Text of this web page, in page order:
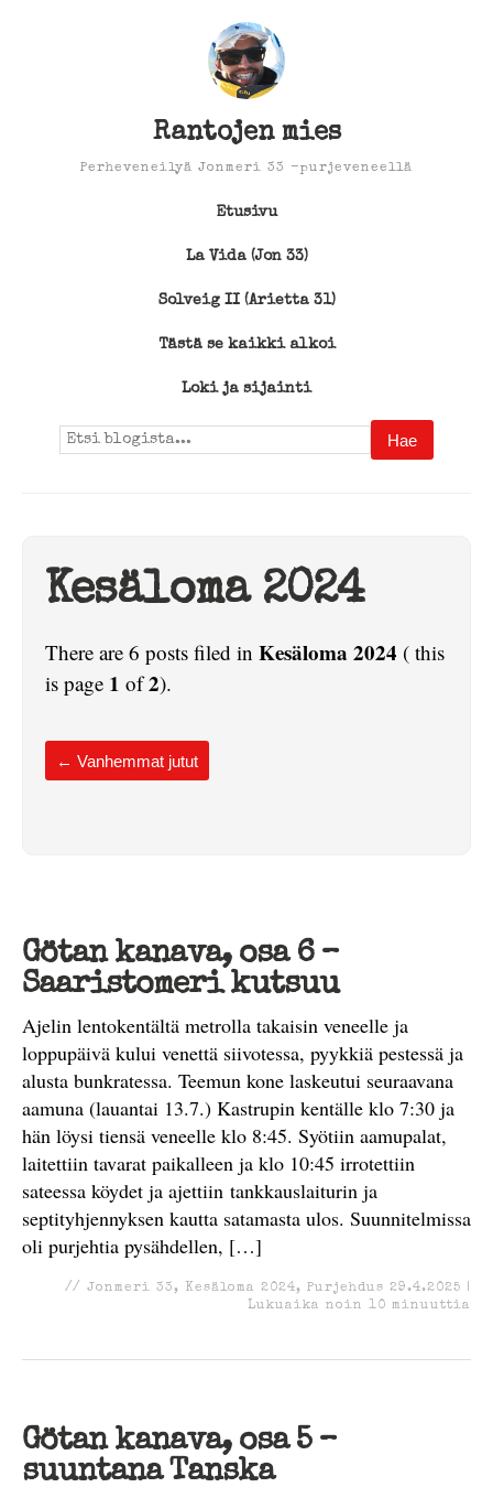
Rantojen mies
Perheveneilyä Jonmeri 33 -purjeveneellä
Etusivu
La Vida (Jon 33)
Solveig II (Arietta 31)
Tästä se kaikki alkoi
Loki ja sijainti
Search
for:
Kesäloma 2024
There are 6 posts filed in Kesäloma 2024 ( this
is page 1 of2).
← Vanhemmat jutut
Götan kanava, osa 6 –
Saaristomeri kutsuu
Ajelin lentokentältä metrolla takaisin veneelle ja
loppupäivä kului venettä siivotessa, pyykkiä pestessä ja
alusta bunkratessa. Teemun kone laskeutui seuraavana
aamuna (lauantai 13.7.) Kastrupin kentälle klo 7:30 ja
hän löysi tiensä veneelle klo 8:45. Syötiin aamupalat,
laitettiin tavarat paikalleen ja klo 10:45 irrotettiin
sateessa köydet ja ajettiin tankkauslaiturin ja
septityhjennyksen kautta satamasta ulos. Suunnitelmissa
oli purjehtia pysähdellen, […]
// Jonmeri 33, Kesäloma 2024, Purjehdus 29.4.2025 |
Lukuaika noin 10 minuuttia
Götan kanava, osa 5 –
suuntana Tanska